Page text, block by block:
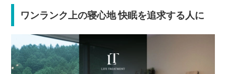
ワンランク上の寝心地 快眠を追求する人に